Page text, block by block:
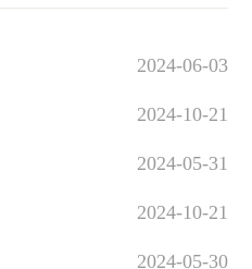
2024-06-03
2024-10-21
2024-05-31
2024-10-21
2024-05-30